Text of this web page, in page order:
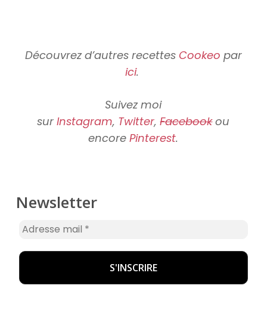
Découvrez d’autres recettes Cookeo par
ici.
Suivez moi
surInstagram, Twitter,Facebookou
encorePinterest.
Newsletter